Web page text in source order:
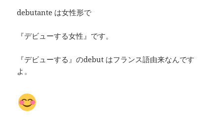
debutante は女性形で
『デビューする女性』です。
『デビューする』のdebut はフランス語由来なんです
よ。